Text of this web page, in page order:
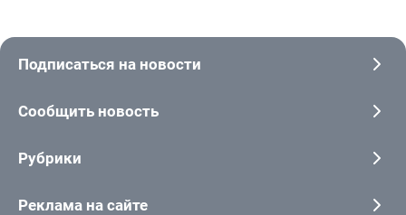
Подписаться на новости
Сообщить новость
Рубрики
Реклама на сайте